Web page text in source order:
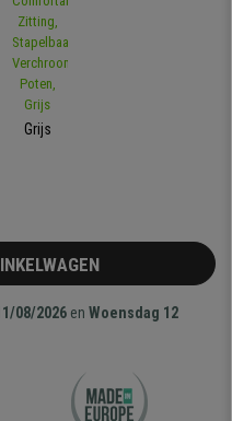
Grijs
08/2026 en Woensdag 12